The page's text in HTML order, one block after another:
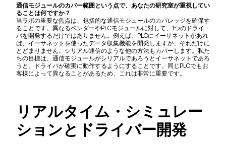
通信モジュールのカバー範囲という点で、あなたの研究室が重視してい
ることは何ですか？
当ラボの重要な焦点は、包括的な通信モジュールのカバレッジを確保す
ることです。異なるベンダーやPLCモジュールに対して、1つのドライ
バを開発するだけではありません。例えば、PLCにイーサネットがあれ
ば、イーサネットを使ったデータ収集機能を開発しますが、それだけに
とどまりません。シリアル通信のような他の方法もカバーします。私た
ちの目標は、通信モジュールがシリアルであろうとイーサネットであろ
うと、ドライバが確実に動作するようにすることです。同じPLCでもお
客様によって異なることがあるため、これは非常に重要です。
リアルタイム・シミュレー
ションとドライバー開発